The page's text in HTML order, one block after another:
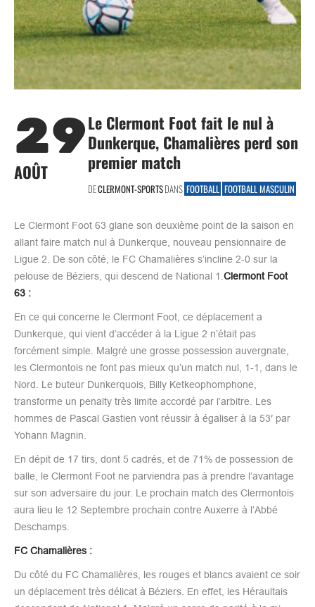
29
AOÛT
Le Clermont Foot fait le nul à
Dunkerque, Chamalières perd son
premier match
DECLERMONT-SPORTSDANS FOOTBALL FOOTBALL MASCULIN
Le Clermont Foot 63 glane son deuxième point de la saison en
allant faire match nul à Dunkerque, nouveau pensionnaire de
Ligue 2. De son côté, le FC Chamalières s’incline 2-0 sur la
pelouse de Béziers, qui descend de National 1. Clermont Foot
63 :
En ce qui concerne le Clermont Foot, ce déplacement a
Dunkerque, qui vient d’accéder à la Ligue 2 n’était pas
forcément simple. Malgré une grosse possession auvergnate,
les Clermontois ne font pas mieux qu’un match nul, 1-1, dans le
Nord. Le buteur Dunkerquois, Billy Ketkeophomphone,
transforme un penalty très limite accordé par l’arbitre. Les
hommes de Pascal Gastien vont réussir à égaliser à la 53′ par
Yohann Magnin.
En dépit de 17 tirs, dont 5 cadrés, et de 71% de possession de
balle, le Clermont Foot ne parviendra pas à prendre l’avantage
sur son adversaire du jour. Le prochain match des Clermontois
aura lieu le 12 Septembre prochain contre Auxerre à l’Abbé
Deschamps.
FC Chamalières :
Du côté du FC Chamalières, les rouges et blancs avaient ce soir
un déplacement très délicat à Béziers. En effet, les Héraultais